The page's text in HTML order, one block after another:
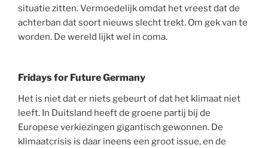
situatie zitten. Vermoedelijk omdat het vreest dat de
achterban dat soort nieuws slecht trekt. Om gek van te
worden. De wereld lijkt wel in coma.
Fridays for Future Germany
Het is niet dat er niets gebeurt of dat het klimaat niet
leeft. In Duitsland heeft de groene partij bij de
Europese verkiezingen gigantisch gewonnen. De
klimaatcrisis is daar ineens een groot issue, en de